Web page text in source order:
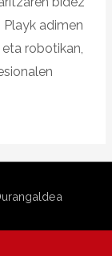
adimen
robotikan,